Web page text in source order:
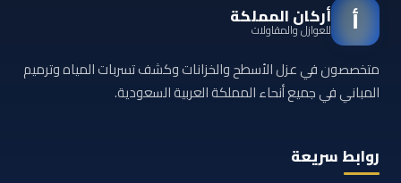
أ أركان المملكة
للعوازل والمقاولات
متخصصون في عزل الأسطح والخزانات وكشف تسربات المياه وترميم
المباني في جميع أنحاء المملكة العربية السعودية.
روابط سريعة